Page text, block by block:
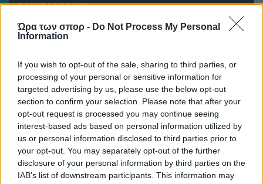
Ώρα των σπορ - Do Not Process My Personal
Information
If you wish to opt-out of the sale, sharing to third parties, or
processing of your personal or sensitive information for
targeted advertising by us, please use the below opt-out
section to confirm your selection. Please note that after your
opt-out request is processed you may continue seeing
interest-based ads based on personal information utilized by
us or personal information disclosed to third parties prior to
your opt-out. You may separately opt-out of the further
disclosure of your personal information by third parties on the
IAB’s list of downstream participants. This information may
ΠΟΔΟΣΦΑΙΡΟ ΑΕΚ
Σε ελεύθερο κανάλι το Σούπερ Καπ ανάμεσα σε ΑΕΚ και ΟΦΗ